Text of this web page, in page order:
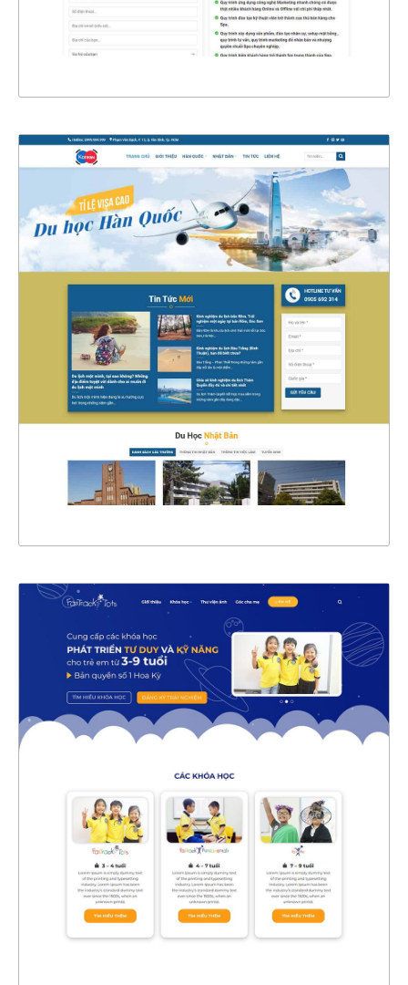
XEM THỰC TẾ
CHI TIẾT
XEM THỰC TẾ
CHI TIẾT
XEM THỰC TẾ